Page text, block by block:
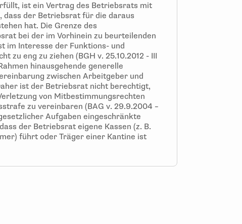
ist ein Vertrag des Betriebsrats mit
der Betriebsrat für die daraus
hat. Die Grenze des
bei der im Vorhinein zu beurteilenden
im Interesse der Funktions- und
zu eng zu ziehen (BGH v. 25.10.2012 - III
hinausgehende generelle
zwischen Arbeitgeber und
ist der Betriebsrat nicht berechtigt,
von Mitbestimmungsrechten
zu vereinbaren (BAG v. 29.9.2004 –
Aufgaben eingeschränkte
der Betriebsrat eigene Kassen (z. B.
führt oder Träger einer Kantine ist